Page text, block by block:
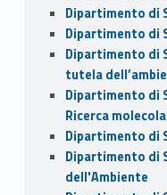
Dipartimento di
Dipartimento di
Dipartimento di
tutela
Dipartimento di
Ricerca
Dipartimento di
Dipartimento di
dell'Ambiente